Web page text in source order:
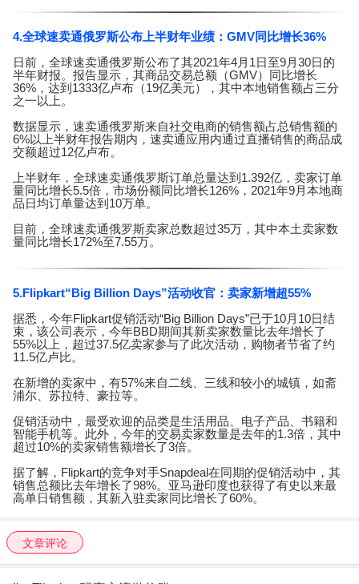
4.全球速卖通俄罗斯公布上半财年业绩：GMV同比增长36%
日前，全球速卖通俄罗斯公布了其2021年4月1日至9月30日的
半年财报。报告显示，其商品交易总额（GMV）同比增长
36%，达到1333亿卢布（19亿美元），其中本地销售额占三分
之一以上。
数据显示，速卖通俄罗斯来自社交电商的销售额占总销售额的
6%以上半财年报告期内，速卖通应用内通过直播销售的商品成
交额超过12亿卢布。
上半财年，全球速卖通俄罗斯订单总量达到1.392亿，卖家订单
量同比增长5.5倍，市场份额同比增长126%，2021年9月本地商
品日均订单量达到10万单。
目前，全球速卖通俄罗斯卖家总数超过35万，其中本土卖家数
量同比增长172%至7.55万。
5.Flipkart“Big Billion Days”活动收官：卖家新增超55%
据悉，今年Flipkart促销活动“Big Billion Days”已于10月10日结
束，该公司表示，今年BBD期间其新卖家数量比去年增长了
55%以上，超过37.5亿卖家参与了此次活动，购物者节省了约
11.5亿卢比。
在新增的卖家中，有57%来自二线、三线和较小的城镇，如斋
浦尔、苏拉特、豪拉等。
促销活动中，最受欢迎的品类是生活用品、电子产品、书籍和
智能手机等。此外，今年的交易卖家数量是去年的1.3倍，其中
超过10%的卖家销售额增长了3倍。
据了解，Flipkart的竞争对手Snapdeal在同期的促销活动中，其
销售总额比去年增长了98%。亚马逊印度也获得了有史以来最
高单日销售额，其新入驻卖家同比增长了60%。
文章评论